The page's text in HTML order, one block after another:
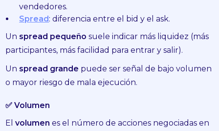
vendedores.
Spread: diferencia entre el bid y el ask.
Un spread pequeño suele indicar más liquidez (más
participantes, más facilidad para entrar y salir).
Un spread grande puede ser señal de bajo volumen
o mayor riesgo de mala ejecución.
✅ Volumen
Elvolumen es el número de acciones negociadas en